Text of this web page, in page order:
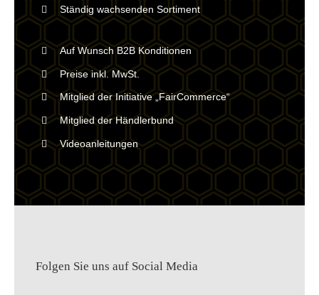
Ständig wachsenden Sortiment
Auf Wunsch B2B Konditionen
Preise inkl. MwSt.
Mitglied der Initiative „FairCommerce“
Mitglied der Händlerbund
Videoanleitungen
Folgen Sie uns auf Social Media